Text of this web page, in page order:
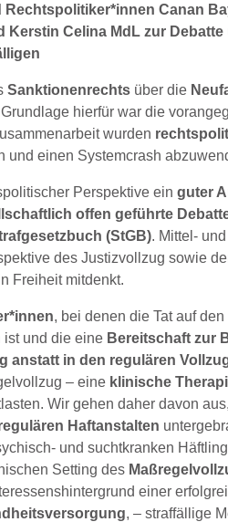
Canan
Celina MdL zur Debatte
Sanktionenrechts über die
hierfür war die
wurden
und einen Systemcrash
Perspektive einguter
offen geführte
(StGB). Mittel-
des Justizvollzug sowie
Freiheit mitdenkt.
, bei denen die Tat auf
ist und die eine Bereitschaft zur
anstatt in den regulären
– eine klinische
Wir gehen daher davon
Haftanstalten
und suchtkranken
Setting des
einer
, – straffällige